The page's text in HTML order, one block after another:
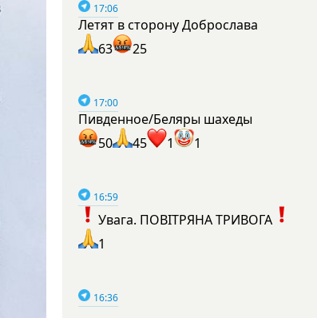
17:06
Летят в сторону Доброслава
63
25
17:00
Пивденное/Беляры шахеды
50
45 1 1
16:59
Увага. ПОВІТРЯНА ТРИВОГА
1
16:36